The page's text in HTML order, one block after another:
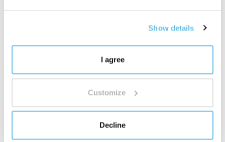
Show details
I agree
Customize
Decline
Cela minimise la possibilité de contamination de
la crème.
Pratique pour la maison et les voyages :
résiste aux manipulations quotidiennes les plus
exigeantes et peut être rangé sans problème
dans n'importe quel bagage.